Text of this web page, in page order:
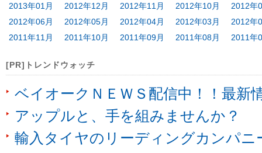
2013年01月
2012年12月 2012年11月 2012年10月
2012年
2012年06月
2012年05月 2012年04月 2012年03月
2012年
2011年11月
2011年10月 2011年09月 2011年08月 2011年
[PR]トレンドウォッチ
ベイオークＮＥＷＳ配信中！！最新
アップルと、手を組みませんか？
輸入タイヤのリーディングカンパニ